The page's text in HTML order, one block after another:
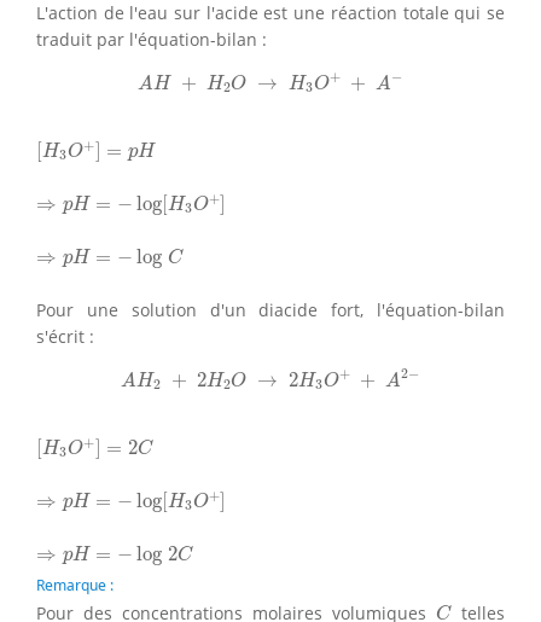
L'action de l'eau sur l'acide est une réaction totale qui se
traduit par l'équation-bilan :
AH + H2O → H3O+ + A−
AH H2O H3 O+ A
[H3O+] = pH
[H3O+ H
⇒ pH = − log[H3O+]
⇒ H= [ 3O+ ]
⇒ pH = − log C
⇒ pH= C
Pour une solution d'un diacide fort, l'équation-bilan
s'écrit :
AH2 + 2H2O → 2H3O+ + A2−
AH + 2H2O 2H3 O+ 2−
[H3O+] = 2C
[H3O+ 2C
⇒ pH = − log[H3O+]
⇒ H= [ 3O+ ]
⇒ pH = − log 2C
⇒ pH= 2C
Remarque :
Pour des concentrations molaires volumiques C
Ctelles